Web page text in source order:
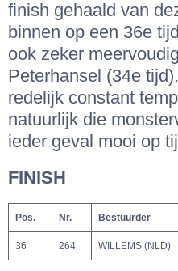
finish gehaald van
binnen op een 36e
ook zeker
Peterhansel (34e
redelijk constant
natuurlijk die
ieder geval mooi op
FINISH
Pos. Nr. Bestuurder
36 264 WILLEMS (NLD)